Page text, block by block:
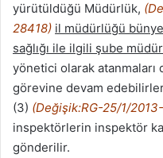
yürütüldüğü Müdürlük,
28418) il müdürlüğü
sağlığı ile ilgili şube
yönetici olarak
görevine devam
(3) (Değişik:RG-25/1/
inspektörlerin inspektör
gönderilir.